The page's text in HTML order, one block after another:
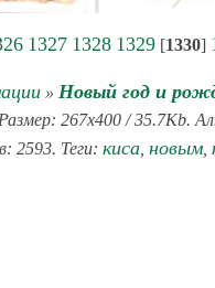
1327 1328 1329[1330]
» Новый год и
267x400 / 35.7Kb.
2593. Теги: киса, новым,